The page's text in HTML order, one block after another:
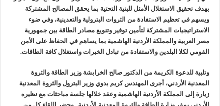
شائعات وحقائق.. فحص فروع الشركات بالخارج ومعارين ميدور وظهور جبران
جنوب الوادي القابضة للبترول» تنظم لقاءً توعويًا حول إدارة الأزمات ورفع كفاءة
من ذاكرة البترول فكرة متميزة ترصد تاريخ القطاع
بهدف تحقيق الاستغلال الأمثل للبنية التحتية بما يحقق المصالح المشتركة
ويسهم في تعظيم الاستفادة من الثروات البترولية والتعدينية، وفي ضوء
الاستراتيجيات المشتركة لتأمين توفير وتنويع مصادر الطاقة بين جمهورية
مصر العربية والمملكة الأردنية الهاشمية بما يساهم في الحفاظ على الأمن
القومي لكلا البلدين والاستفادة من تبادل الخبرات واستغلال كافة الطاقات.
وتلبية للدعوة الكريمة من الدكتور صالح الخرابشة وزير الطاقة والثروة
المعدنية الأردني، أجرى المهندس كريم بدوي وزير البترول والثروة المعدنية
زيارة إلى المملكة الأردنية الهاشمية وعقد خلالها جلسة مباحثات مع نظيره